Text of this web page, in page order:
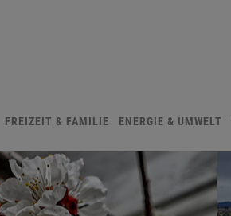
FREIZEIT & FAMILIE ENERGIE & UMWELT